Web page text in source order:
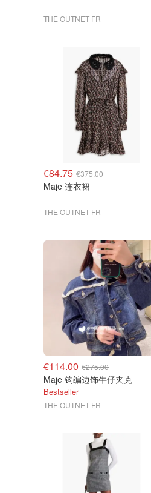
THE OUTNET FR
€84.75 €375.00
Maje 连衣裙
THE OUTNET FR
€114.00 €275.00
Maje 钩编边饰牛仔夹克
Bestseller
THE OUTNET FR